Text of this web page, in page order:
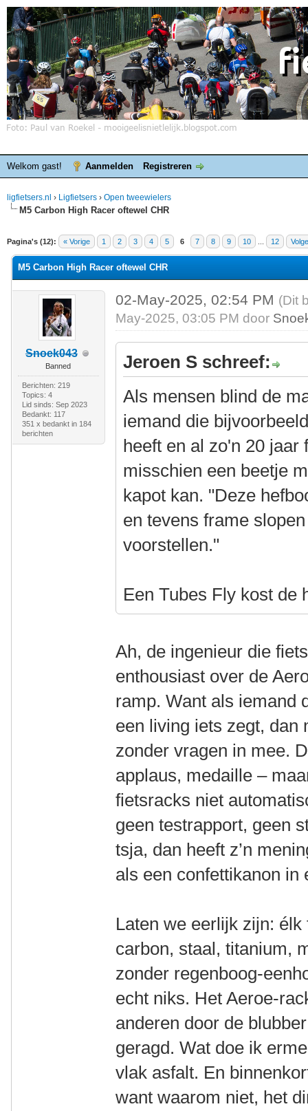
Welkom gast! Aanmelden Registreren
ligfietsers.nl › Ligfietsers › Open tweewielers
M5 Carbon High Racer oftewel CHR
Pagina's (12): « Vorige 1 2 3 4 5 6 7 8 9 10 12
waardering is 0
M5 Carbon High Racer oftewel CHR
Snoek043
Banned
Berichten: 219
Topics: 4
Lid sinds: Sep 2023
Bedankt: 117
351 x bedankt in 184
berichten
02-May-2025, 02:54 PM (Dit
May-2025, 03:05 PM door
Jeroen S schreef:
Als mensen blind de
iemand die
heeft en al zo'n 20 jaar
misschien een beetje
kapot kan. "Deze
en tevens frame
voorstellen."
Een Tubes Fly kost de
Ah, de ingenieur die
enthousiast over de
ramp. Want als iemand
een living iets zegt, dan
zonder vragen in mee.
applaus, medaille –
fietsracks niet
geen testrapport, geen
tsja, dan heeft z’n
als een confettikanon in
Laten we eerlijk zijn:
carbon, staal, titanium,
zonder regenboog-
echt niks. Het Aeroe-
anderen door de
geragd. Wat doe ik
vlak asfalt. En
want waarom niet, het